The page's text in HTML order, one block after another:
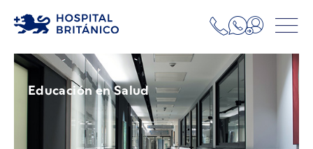
Educación en Salud